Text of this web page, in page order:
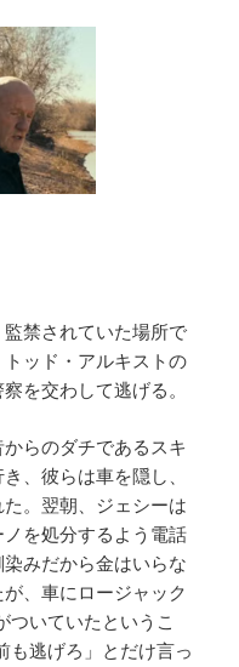
禁されていた場所で
ッド・アルキストの
を交わして逃げる。
らのダチであるスキ
、彼らは車を隠し、
。翌朝、ジェシーは
を処分するよう電話
みだから金はいらな
、車にロージャック
ついていたというこ
も逃げろ」とだけ言っ